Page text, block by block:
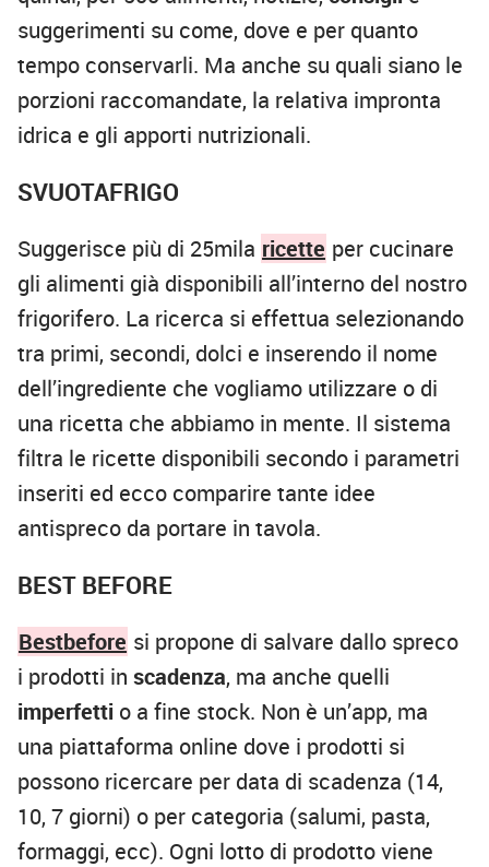
suggerimenti su come, dove e per quanto
tempo conservarli. Ma anche su quali siano le
porzioni raccomandate, la relativa impronta
idrica e gli apporti nutrizionali.
SVUOTAFRIGO
Suggerisce più di 25mila ricette per cucinare
gli alimenti già disponibili all’interno del nostro
frigorifero. La ricerca si effettua selezionando
tra primi, secondi, dolci e inserendo il nome
dell’ingrediente che vogliamo utilizzare o di
una ricetta che abbiamo in mente. Il sistema
filtra le ricette disponibili secondo i parametri
inseriti ed ecco comparire tante idee
antispreco da portare in tavola.
BEST BEFORE
Bestbefore si propone di salvare dallo spreco
i prodotti in scadenza, ma anche quelli
imperfetti o a fine stock. Non è un’app, ma
una piattaforma online dove i prodotti si
possono ricercare per data di scadenza (14,
10, 7 giorni) o per categoria (salumi, pasta,
formaggi, ecc). Ogni lotto di prodotto viene